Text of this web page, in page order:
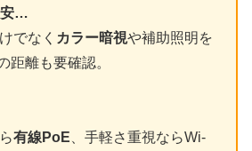
安…
でなく カラー暗視や補助照明を
距離も要確認。
有線PoE 、手軽さ重視ならWi-